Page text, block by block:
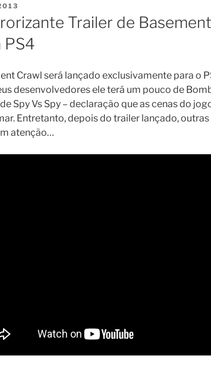
Trailer de
PS4
Crawl será lançado exclusivamente para o
desenvolvedores ele terá um pouco de
Spy Vs Spy – declaração que as cenas do
Entretanto, depois do trailer lançado,
atenção…